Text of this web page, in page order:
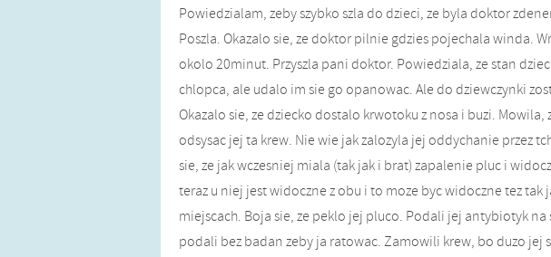
Powiedzialam, zeby szybko szla do dzieci, ze byla doktor
Poszla. Okazalo sie, ze doktor pilnie gdzies pojechala winda.
okolo 20minut. Przyszla pani doktor. Powiedziala, ze stan
chlopca, ale udalo im sie go opanowac. Ale do dziewczynki
Okazalo sie, ze dziecko dostalo krwotoku z nosa i buzi. Mowila,
odsysac jej ta krew. Nie wie jak zalozyla jej oddychanie przez
sie, ze jak wczesniej miala (tak jak i brat) zapalenie pluc i
teraz u niej jest widoczne z obu i to moze byc widoczne tez
miejscach. Boja sie, ze peklo jej pluco. Podali jej antybiotyk
podali bez badan zeby ja ratowac. Zamowili krew, bo duzo jej